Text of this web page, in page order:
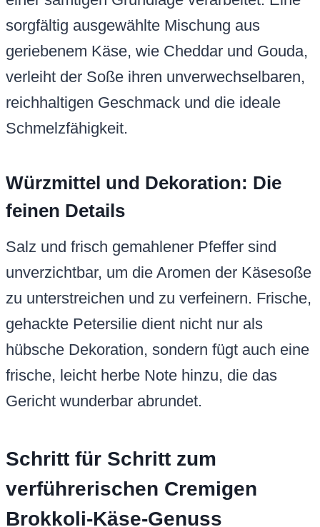
sorgfältig ausgewählte Mischung aus
geriebenem Käse, wie Cheddar und Gouda,
verleiht der Soße ihren unverwechselbaren,
reichhaltigen Geschmack und die ideale
Schmelzfähigkeit.
Würzmittel und Dekoration: Die
feinen Details
Salz und frisch gemahlener Pfeffer sind
unverzichtbar, um die Aromen der Käsesoße
zu unterstreichen und zu verfeinern. Frische,
gehackte Petersilie dient nicht nur als
hübsche Dekoration, sondern fügt auch eine
frische, leicht herbe Note hinzu, die das
Gericht wunderbar abrundet.
Schritt für Schritt zum
verführerischen Cremigen
Brokkoli-Käse-Genuss